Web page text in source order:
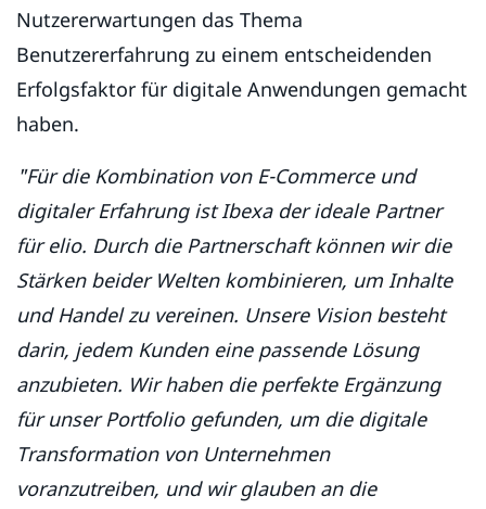
Nutzererwartungen das Thema
Benutzererfahrung zu einem entscheidenden
Erfolgsfaktor für digitale Anwendungen gemacht
haben.
"Für die Kombination von E-Commerce und
digitaler Erfahrung ist Ibexa der ideale Partner
für elio. Durch die Partnerschaft können wir die
Stärken beider Welten kombinieren, um Inhalte
und Handel zu vereinen. Unsere Vision besteht
darin, jedem Kunden eine passende Lösung
anzubieten. Wir haben die perfekte Ergänzung
für unser Portfolio gefunden, um die digitale
Transformation von Unternehmen
voranzutreiben, und wir glauben an die